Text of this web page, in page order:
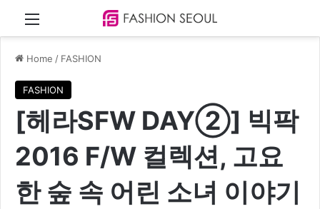
Home / FASHION
FASHION
[헤라SFW DAY②] 빅팍
2016 F/W 컬렉션, 고요
한 숲 속 어린 소녀 이야기